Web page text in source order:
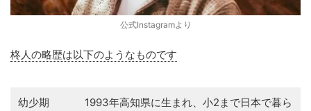
公式Instagramより
柊人の略歴は以下のようなものです
幼少期
1993年高知県に生まれ、小2まで日本で暮ら